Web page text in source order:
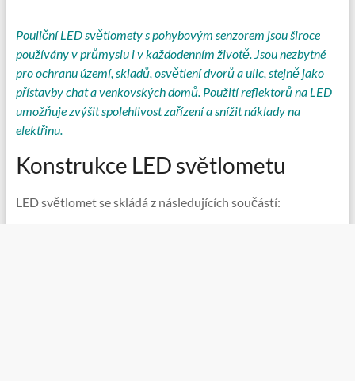
Pouliční LED světlomety s pohybovým senzorem jsou široce
používány v průmyslu i v každodenním životě. Jsou nezbytné
pro ochranu území, skladů, osvětlení dvorů a ulic, stejně jako
přístavby chat a venkovských domů. Použití reflektorů na LED
umožňuje zvýšit spolehlivost zařízení a snížit náklady na
elektřinu.
Konstrukce LED světlometu
LED světlomet se skládá z následujících součástí: